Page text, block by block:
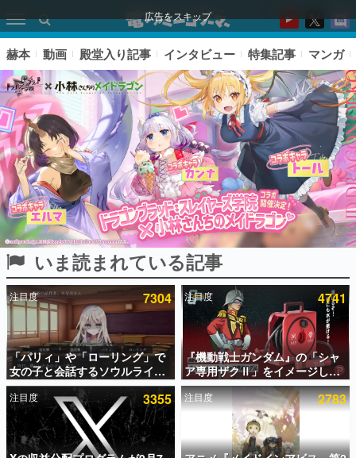
広告をスキップ
ピックアップ
電ファミのいま読まれている記事ランキング
アプリセール情報
インタビュー
連載・特集一覧
殿堂入り記事
赫本 動画 殿堂入り記事 インタビュー 特集記事 マンガ
いま読まれている記事
注目度 7304
「パリィ」や「ローリング」で
女の子と会話するソウルライク
恋愛ゲーム『小早川さんはソウ
ルライク』無料公開。返事に失
敗すると「YOU DIED」
注目度 4741
『機動戦士ガンダム』の「シャ
ア専用ザクⅡ」をイメージした
散水ホースリールが予約開始。
本体にはシャアのパーソナルマ
ークやジオン公国軍のエンブレ
ム、型式番号などを配置
注目度 3355 注目度 2783